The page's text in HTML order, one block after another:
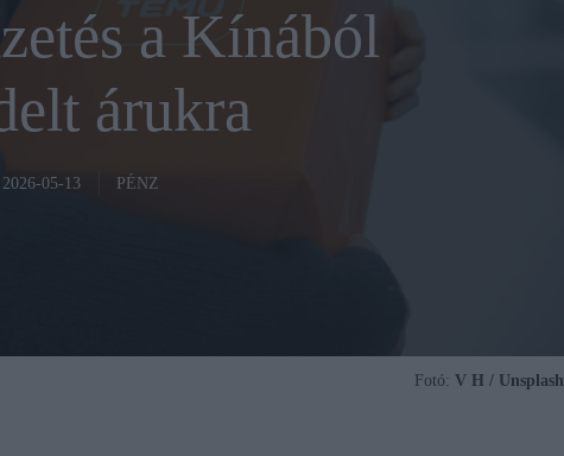
a Kínából
árukra
2026-05-13 PÉNZ
Fotó: V H / Unsplash